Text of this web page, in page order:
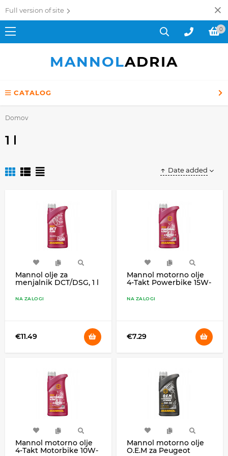
Full version of site
0
MANNOLADRIA
CATALOG
Domov
1 l
Date added
Mannol olje za
menjalnik DCT/DSG, 1 l
NA ZALOGI
€11.49
Mannol motorno olje
4-Takt Powerbike 15W-
NA ZALOGI
€7.29
Mannol motorno olje
4-Takt Motorbike 10W-
Mannol motorno olje
O.E.M za Peugeot